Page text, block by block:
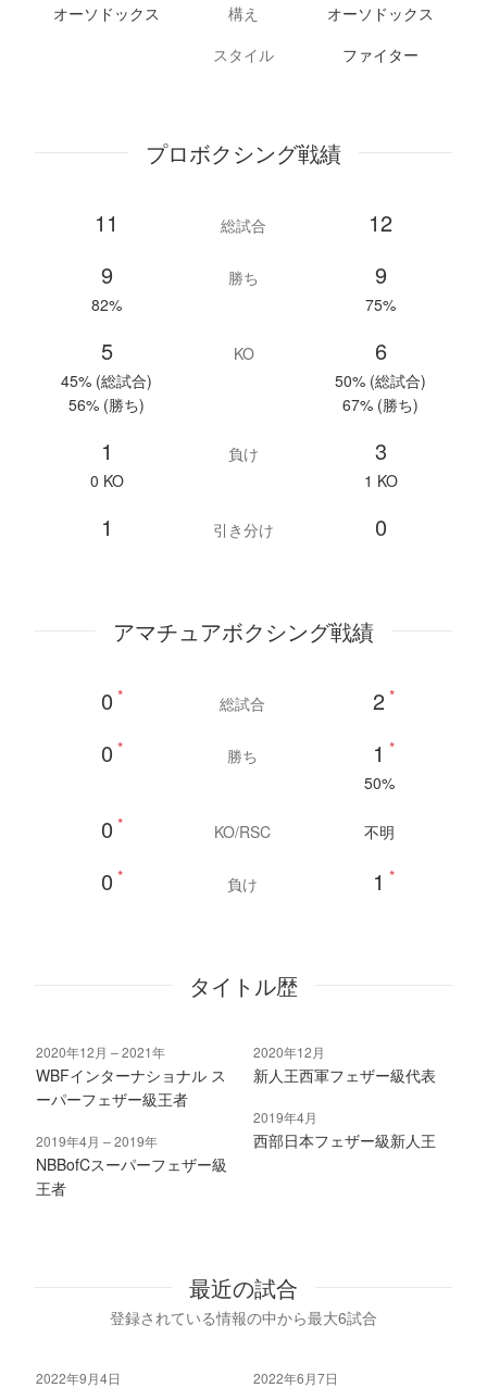
オーソドックス
構え
オーソドックス
スタイル
ファイター
プロボクシング戦績
11 総試合
12
9
82%
勝ち 9
75%
5
45% (総試合)
56% (勝ち)
KO 6
50% (総試合)
67% (勝ち)
1
0 KO
負け 3
1 KO
1 引き分け 0
アマチュアボクシング戦績
0 * 総試合 2 *
0 * 勝ち 1 *
50%
0 * KO/RSC 不明
0 * 負け 1 *
タイトル歴
2020年12月 2021年
WBFインターナショナル ス
ーパーフェザー級王者
2019年4月 2019年
NBBofCスーパーフェザー級
王者
2020年12月
新人王西軍フェザー級代表
2019年4月
西部日本フェザー級新人王
最近の試合
登録されている情報の中から最大6試合
2022年9月4日 2022年6月7日